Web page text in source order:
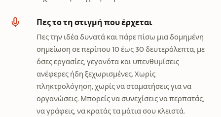
Πες το τη στιγμή που έρχεται
Πες την ιδέα δυνατά και πάρε πίσω μια δομημένη
σημείωση σε περίπου 10 έως 30 δευτερόλεπτα, με
όσες εργασίες, γεγονότα και υπενθυμίσεις
ανέφερες ήδη ξεχωρισμένες. Χωρίς
πληκτρολόγηση, χωρίς να σταματήσεις για να
οργανώσεις. Μπορείς να συνεχίσεις να περπατάς,
να γράφεις, να κρατάς τα μάτια σου κλειστά.